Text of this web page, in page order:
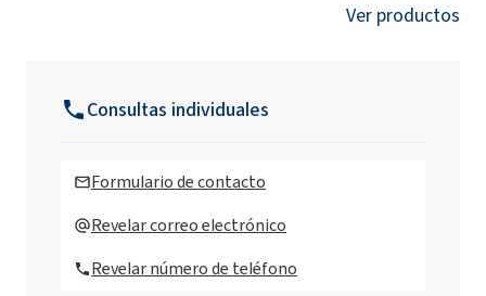
Ver productos
Consultas individuales
Formulario de contacto
Revelar correo electrónico
Revelar número de teléfono